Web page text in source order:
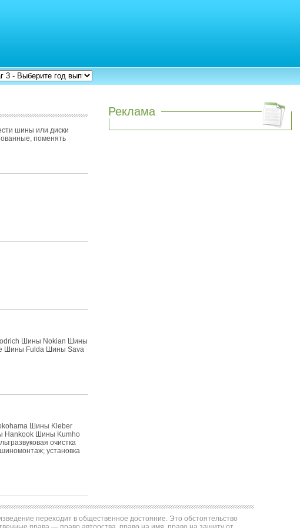
шины или диски
поменять
Шины Nokian Шины
Шины Fulda Шины Sava
Шины Kleber
Hankook Шины Kumho
очистка
установка
Реклама
переходит в общественное достояние. Это обстоятельство